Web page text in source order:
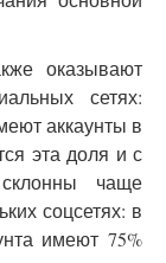
оказывают
сетях:
аккаунты в
эта доля и с
чаще
соцсетях: в
имеют 75%